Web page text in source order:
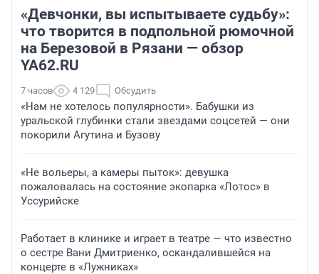
«Девчонки, вы испытываете судьбу»:
что творится в подпольной рюмочной
на Березовой в Рязани — обзор
YA62.RU
7 часов 4 129 Обсудить
«Нам не хотелось популярности». Бабушки из
уральской глубинки стали звездами соцсетей — они
покорили Агутина и Бузову
«Не вольеры, а камеры пыток»: девушка
пожаловалась на состояние экопарка «Лотос» в
Уссурийске
Работает в клинике и играет в театре — что известно
о сестре Вани Дмитриенко, оскандалившейся на
концерте в «Лужниках»